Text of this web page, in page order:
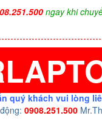
ngay khi
quý khách vui lòng
0908.251.500